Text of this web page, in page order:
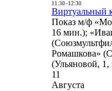
11:30- 12:30
Виртуальный
Показ м/ф
16 мин.);
Ромашкова»
(Ульяновой,
11
Августа